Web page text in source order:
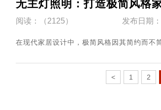
无主灯照明：打造极简风格
阅读：（2125） 发布日期
在现代家居设计中，极简风格因其简约而不
< 1 2